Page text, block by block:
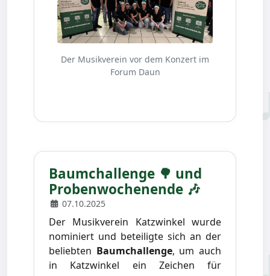
Der Musikverein vor dem Konzert im
Forum Daun
Baumchallenge 🌳 und
Probenwochenende 🎶
07.10.2025
Der Musikverein Katzwinkel wurde
nominiert und beteiligte sich an der
beliebten Baumchallenge, um auch
in Katzwinkel ein Zeichen für